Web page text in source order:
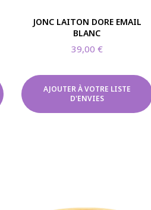
JONC LAITON DORE EMAIL
BLANC
39,00 €
AJOUTER À VOTRE LISTE
D'ENVIES